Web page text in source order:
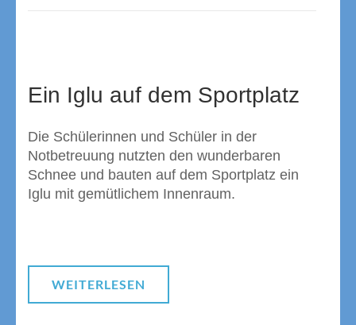
Ein Iglu auf dem Sportplatz
Die Schülerinnen und Schüler in der
Notbetreuung nutzten den wunderbaren
Schnee und bauten auf dem Sportplatz ein
Iglu mit gemütlichem Innenraum.
WEITERLESEN